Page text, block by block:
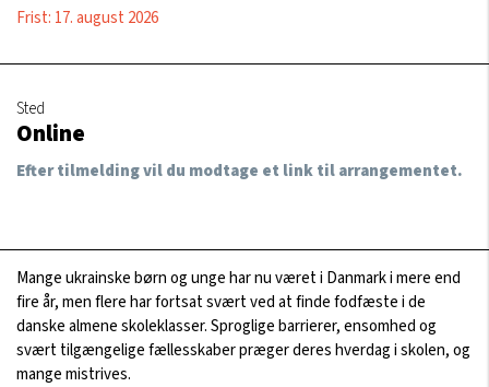
Frist: 17. august 2026
Sted
Online
Efter tilmelding vil du modtage et link til arrangementet.
Mange ukrainske børn og unge har nu været i Danmark i mere end
fire år, men flere har fortsat svært ved at finde fodfæste i de
danske almene skoleklasser. Sproglige barrierer, ensomhed og
svært tilgængelige fællesskaber præger deres hverdag i skolen, og
mange mistrives.